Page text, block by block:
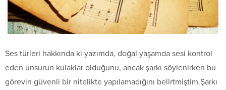
Ses türleri hakkında ki yazımda, doğal yaşamda sesi kontrol
eden unsurun kulaklar olduğunu, ancak şarkı söylenirken bu
görevin güvenli bir nitelikte yapılamadığını belirtmiştim.Şarkı